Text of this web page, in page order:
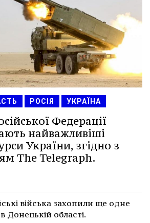
РОСІЯ УКРАЇНА
Федерації
найважливіші
України, згідно з
The Telegraph.
війська захопили ще одне
Донецькій області.